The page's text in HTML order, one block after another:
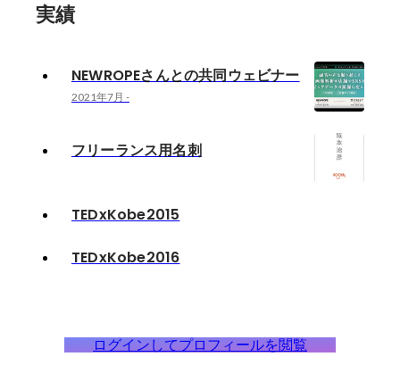
実績
NEWROPEさんとの共同ウェビナー
2021年7月 -
フリーランス用名刺
TEDxKobe2015
TEDxKobe2016
ログインしてプロフィールを閲覧